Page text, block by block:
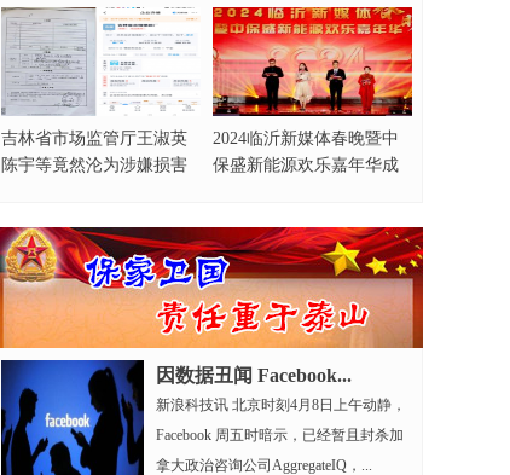
吉林省市场监管厅王淑英
陈宇等竟然沦为涉嫌损害
2024临沂新媒体春晚暨中
保盛新能源欢乐嘉年华成
因数据丑闻 Facebook...
新浪科技讯 北京时刻4月8日上午动静，
Facebook 周五时暗示，已经暂且封杀加
拿大政治咨询公司AggregateIQ，...